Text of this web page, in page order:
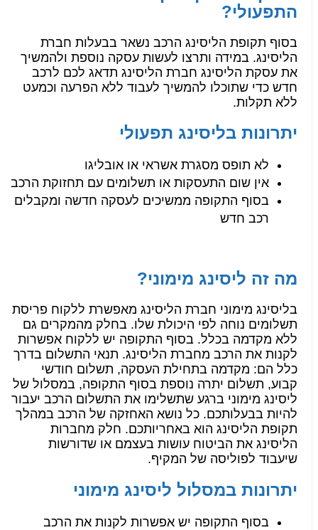
התפעולי?
בסוף תקופת הליסינג הרכב נשאר בבעלות חברת
הליסינג. במידה ותרצו לעשות עסקה נוספת ולהמשיך
את עסקת הליסינג חברת הליסינג תדאג לכם לרכב
חדש כדי שתוכלו להמשיך לעבוד ללא הפרעה וכמעט
ללא תקלות.
יתרונות בליסינג תפעולי
לא תופס מסגרת אשראי או אובליגו
אין שום התעסקות או תשלומים עם תחזוקת הרכב
בסוף התקופה ממשיכים לעסקה חדשה ומקבלים
רכב חדש
מה זה ליסינג מימוני?
בליסינג מימוני חברת הליסינג מאפשרת ללקוח פריסת
תשלומים נוחה לפי היכולת שלו. בחלק מהמקרים גם
ללא מקדמה בכלל. בסוף התקופה יש ללקוח אפשרות
לקנות את הרכב מחברת הליסינג. תנאי התשלום בדרך
כלל הם: מקדמה בתחילת העסקה, תשלום חודשי
קבוע, תשלום יתרה נוספת בסוף התקופה, במסלול של
ליסינג מימוני ברגע שתשלימו את התשלום הרכב יעבור
להיות בבעלותכם. כל נושא האחזקה של הרכב במהלך
תקופת הליסינג הוא באחריותכם. חלק מחברות
הליסינג את הביטוח עושות בעצמם או שדורשות
שיעבוד לפוליסה של המקיף.
יתרונות במסלול ליסינג מימוני
בסוף התקופה יש אפשרות לקנות את הרכב